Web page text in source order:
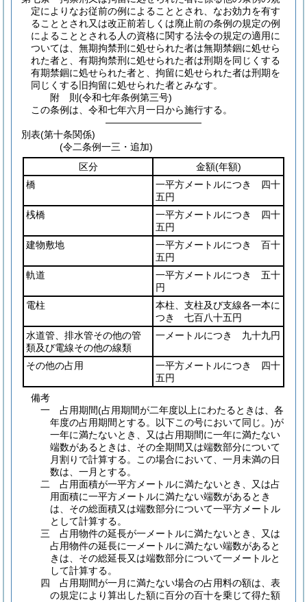
定によりなお従前の例によることとされ、なお効力を有す
ることとされ又は改正前若しくは廃止前の条例の規定の例
によることとされる人の資格に関する法令の規定の適用に
ついては、無期拘禁刑に処せられた者は無期禁錮に処せら
れた者と、有期拘禁刑に処せられた者は刑期を同じくする
有期禁錮に処せられた者と、拘留に処せられた者は刑期を
同じくする旧拘留に処せられた者とみなす。
附 則(令和七年条例第三号)
この条例は、令和七年六月一日から施行する。
――――――――――
別表(第十条関係)
(令二条例一三・追加)
区分
金額(年額)
橋
一平方メートルにつき 四十
五円
桟橋
一平方メートルにつき 四十
五円
建物敷地
一平方メートルにつき 百十
五円
軌道
一平方メートルにつき 五十
円
電柱
本柱、支柱及び支線各一本に
つき 七百八十五円
水道管、排水管その他の管
類及び電線その他の線類
一メートルにつき 九十九円
その他の占用
一平方メートルにつき 四十
五円
備考
一 占用期間(占用期間が二年度以上にわたるときは、各
年度の占用期間とする。以下この号において同じ。)が
一年に満たないとき、又は占用期間に一年に満たない
端数があるときは、その全期間又は端数部分について
月割りで計算する。この場合において、一月未満の日
数は、一月とする。
二 占用面積が一平方メートルに満たないとき、又は占
用面積に一平方メートルに満たない端数があるとき
は、その総面積又は端数部分について一平方メートル
として計算する。
三 占用物件の延長が一メートルに満たないとき、又は
占用物件の延長に一メートルに満たない端数があると
きは、その総延長又は端数部分について一メートルと
して計算する。
四 占用期間が一月に満たない場合の占用料の額は、表
の規定により算出した額に百分の百十を乗じて得た額